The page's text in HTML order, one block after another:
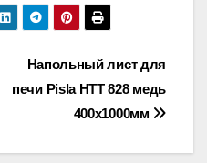
Напольный лист для
печи Pisla HTT 828 медь
400х1000мм